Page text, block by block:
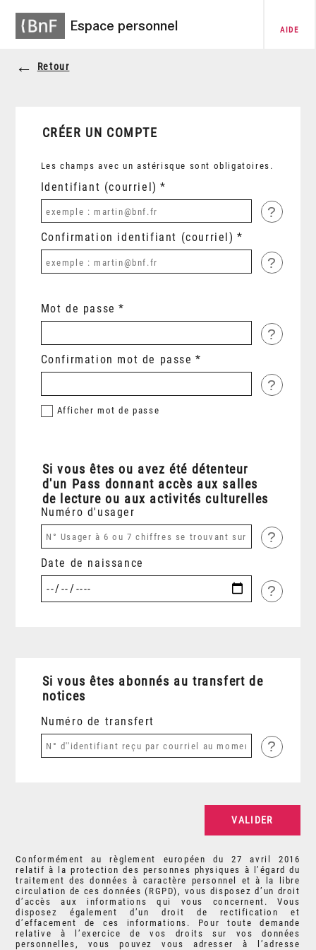
Espace personnel AIDE
Retour
CRÉER UN COMPTE
Les champs avec un astérisque sont obligatoires.
Identifiant (courriel)
?
Confirmation identifiant (courriel)
?
Mot de passe
?
Confirmation mot de passe
?
Afficher mot de passe
Si vous êtes ou avez été détenteur
d'un Pass donnant accès aux salles
de lecture ou aux activités culturelles
Numéro d'usager
?
Date de naissance
?
Si vous êtes abonnés au transfert de
notices
Numéro de transfert
?
Conformément au règlement européen du 27 avril 2016
relatif à la protection des personnes physiques à l’égard du
traitement des données à caractère personnel et à la libre
circulation de ces données (RGPD), vous disposez d’un droit
d’accès aux informations qui vous concernent. Vous
disposez également d’un droit de rectification et
d’effacement de ces informations. Pour toute demande
relative à l’exercice de vos droits sur vos données
personnelles, vous pouvez vous adresser à l’adresse